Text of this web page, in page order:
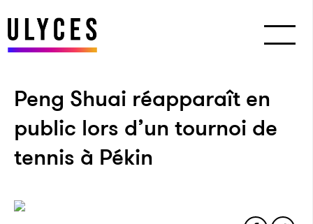
Peng Shuai réapparaît en
public lors d’un tournoi de
tennis à Pékin